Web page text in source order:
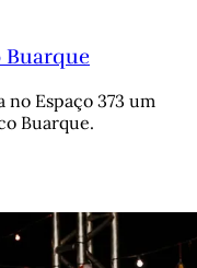
Buarque
no Espaço 373 um
Buarque.